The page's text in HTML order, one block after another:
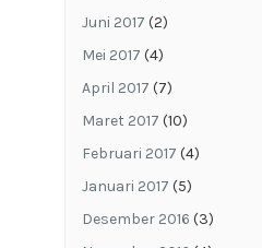
Juni 2017 (2)
Mei 2017 (4)
April 2017 (7)
Maret 2017 (10)
Februari 2017 (4)
Januari 2017 (5)
Desember 2016 (3)